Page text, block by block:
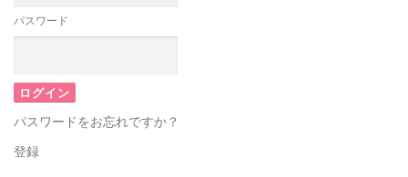
パスワード
パスワードをお忘れですか？
登録